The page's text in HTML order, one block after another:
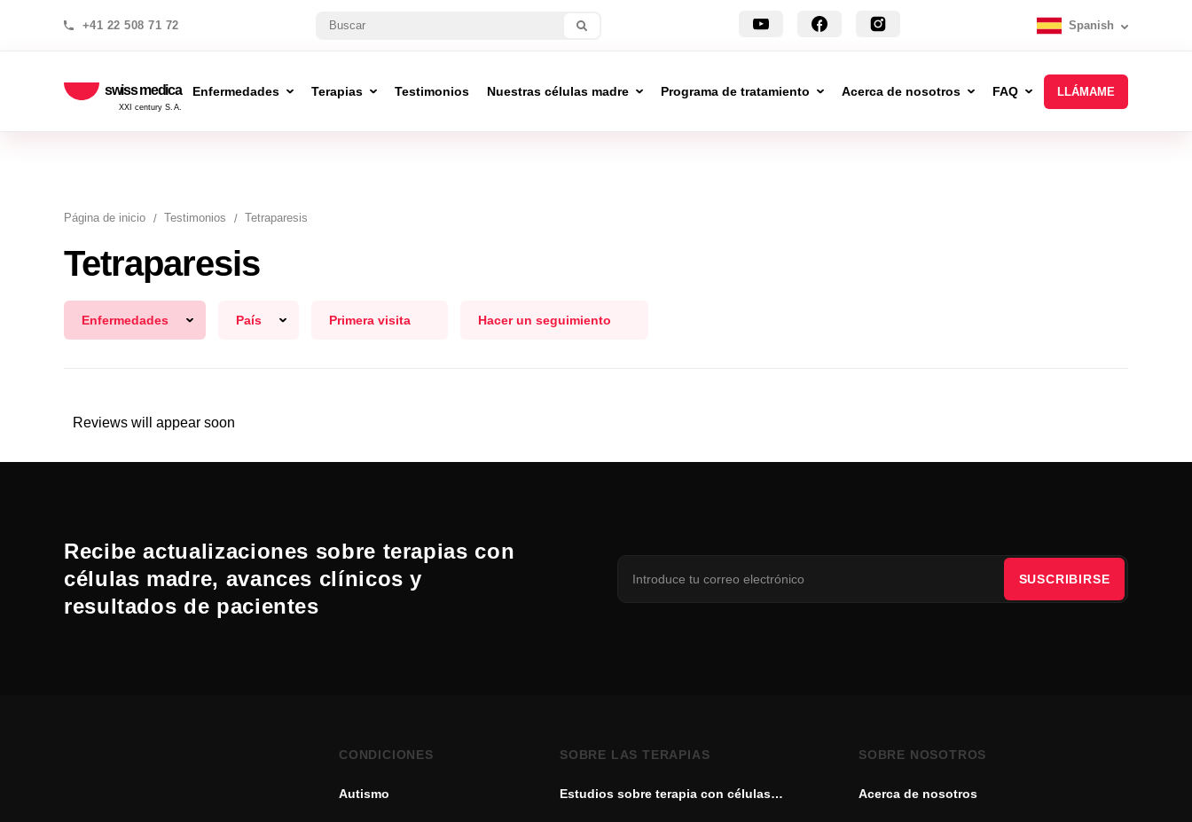
+41 22 508 71 72 Spanish
swiss medica
XXI century S.A.
Enfermedades Terapias Testimonios Nuestras células madre Programa de tratamiento Acerca de nosotros FAQ LLÁMAME
Página de inicio Testimonios Tetraparesis
Tetraparesis
Enfermedades País Primera visita Hacer un seguimiento
Reviews will appear soon
Recibe actualizaciones sobre terapias con
células madre, avances clínicos y
resultados de pacientes
SUSCRIBIRSE
CONDICIONES
Autismo
SOBRE LAS TERAPIAS
Estudios sobre terapia con células
SOBRE NOSOTROS
Acerca de nosotros